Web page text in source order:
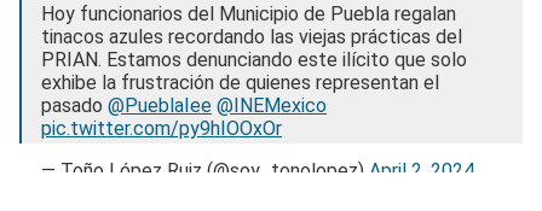
Hoy funcionarios del Municipio de Puebla regalan
tinacos azules recordando las viejas prácticas del
PRIAN. Estamos denunciando este ilícito que solo
exhibe la frustración de quienes representan el
pasado @PueblaIee @INEMexico
pic.twitter.com/py9hIOOxOr
— Toño López Ruiz (@soy_tonolopez) April 2, 2024